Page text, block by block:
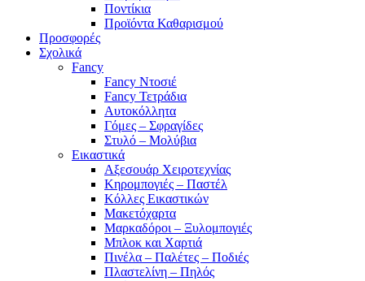
Ποντίκια
Προϊόντα Καθαρισμού
Προσφορές
Σχολικά
Fancy
Fancy Ντοσιέ
Fancy Τετράδια
Αυτοκόλλητα
Γόμες – Σφραγίδες
Στυλό – Μολύβια
Εικαστικά
Αξεσουάρ Χειροτεχνίας
Κηρομπογιές – Παστέλ
Κόλλες Εικαστικών
Μακετόχαρτα
Μαρκαδόροι – Ξυλομπογιές
Μπλοκ και Χαρτιά
Πινέλα – Παλέτες – Ποδιές
Πλαστελίνη – Πηλός